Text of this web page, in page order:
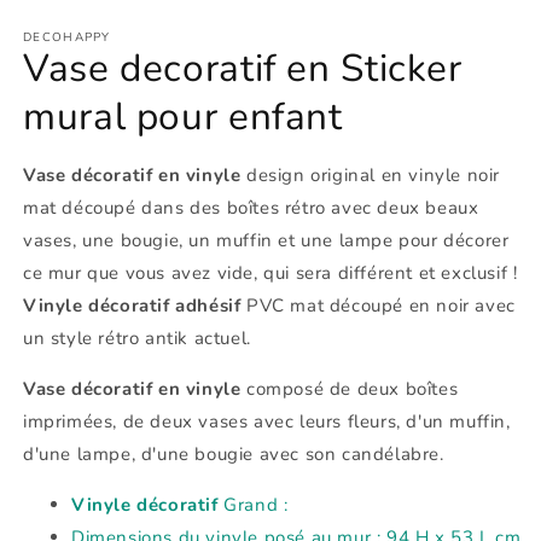
DECOHAPPY
Vase decoratif en Sticker
mural pour enfant
Vase décoratif en vinyle design original en vinyle noir
mat découpé dans des boîtes rétro avec deux beaux
vases, une bougie, un muffin et une lampe pour décorer
ce mur que vous avez vide, qui sera différent et exclusif !
Vinyle décoratif adhésifPVC mat découpé en noir avec
un style rétro antik actuel.
Vase décoratif en vinyle composé de deux boîtes
imprimées, de deux vases avec leurs fleurs, d'un muffin,
d'une lampe, d'une bougie avec son candélabre.
Vinyle décoratifGrand :